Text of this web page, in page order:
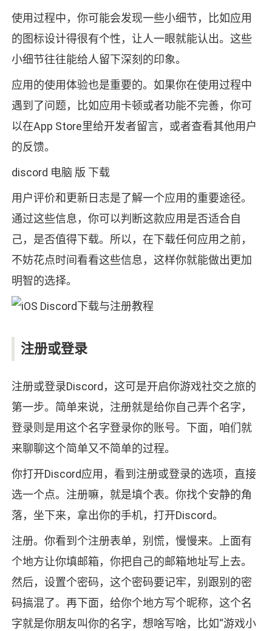
使用过程中，你可能会发现一些小细节，比如应用
的图标设计得很有个性，让人一眼就能认出。这些
小细节往往能给人留下深刻的印象。
应用的使用体验也是重要的。如果你在使用过程中
遇到了问题，比如应用卡顿或者功能不完善，你可
以在App Store里给开发者留言，或者查看其他用户
的反馈。
discord 电脑 版 下载
用户评价和更新日志是了解一个应用的重要途径。
通过这些信息，你可以判断这款应用是否适合自
己，是否值得下载。所以，在下载任何应用之前，
不妨花点时间看看这些信息，这样你就能做出更加
明智的选择。
注册或登录
注册或登录Discord，这可是开启你游戏社交之旅的
第一步。简单来说，注册就是给你自己弄个名字，
登录则是用这个名字登录你的账号。下面，咱们就
来聊聊这个简单又不简单的过程。
你打开Discord应用，看到注册或登录的选项，直接
选一个点。注册嘛，就是填个表。你找个安静的角
落，坐下来，拿出你的手机，打开Discord。
注册。你看到个注册表单，别慌，慢慢来。上面有
个地方让你填邮箱，你把自己的邮箱地址写上去。
然后，设置个密码，这个密码要记牢，别跟别的密
码搞混了。再下面，给你个地方写个昵称，这个名
字就是你朋友叫你的名字，想啥写啥，比如“游戏小